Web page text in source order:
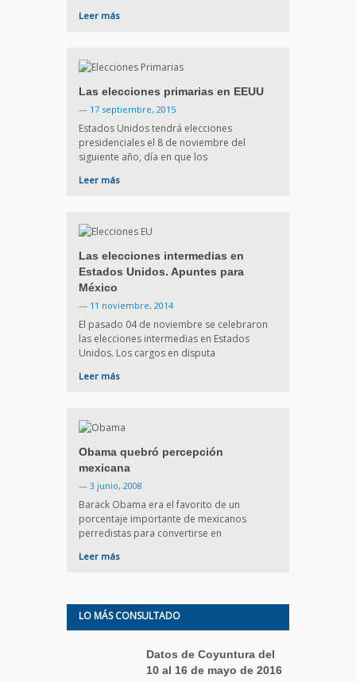
Leer más
Las elecciones primarias en EEUU
— 17 septiembre, 2015
Estados Unidos tendrá elecciones
presidenciales el 8 de noviembre del
siguiente año, día en que los
Leer más
Las elecciones intermedias en
Estados Unidos. Apuntes para
México
— 11 noviembre, 2014
El pasado 04 de noviembre se celebraron
las elecciones intermedias en Estados
Unidos. Los cargos en disputa
Leer más
Obama quebró percepción
mexicana
— 3 junio, 2008
Barack Obama era el favorito de un
porcentaje importante de mexicanos
perredistas para convertirse en
Leer más
LO MÁS CONSULTADO
Datos de Coyuntura del
10 al 16 de mayo de 2016